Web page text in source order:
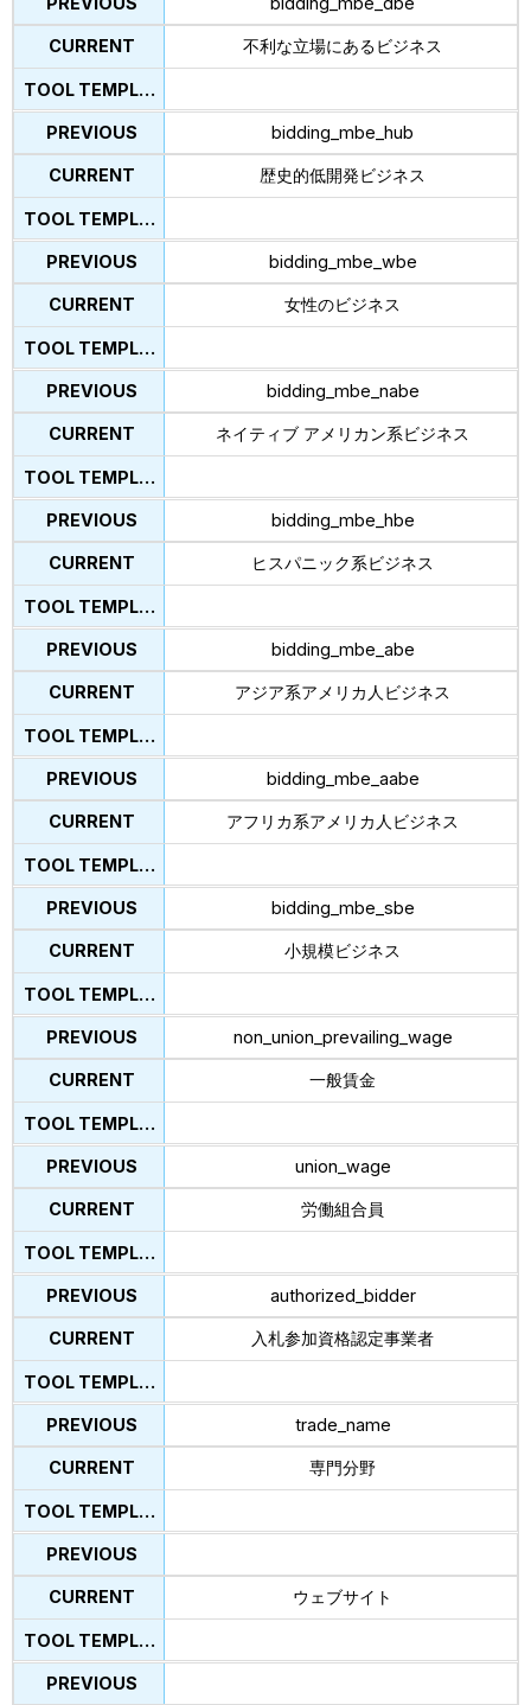
不利な立場にあるビジネス
bidding_mbe_hub
歴史的低開発ビジネス
bidding_mbe_wbe
女性のビジネス
bidding_mbe_nabe
ネイティブ アメリカン系ビジネス
bidding_mbe_hbe
ヒスパニック系ビジネス
bidding_mbe_abe
アジア系アメリカ人ビジネス
bidding_mbe_aabe
アフリカ系アメリカ人ビジネス
bidding_mbe_sbe
小規模ビジネス
non_union_prevailing_wage
一般賃金
union_wage
労働組合員
authorized_bidder
入札参加資格認定事業者
trade_name
専門分野
ウェブサイト